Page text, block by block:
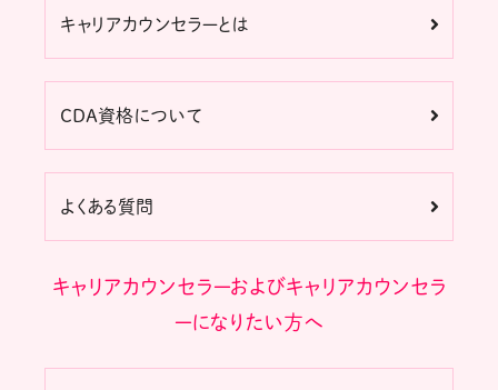
キャリアカウンセラーとは
CDA資格について
よくある質問
キャリアカウンセラーおよびキャリアカウンセラ
ーになりたい方へ